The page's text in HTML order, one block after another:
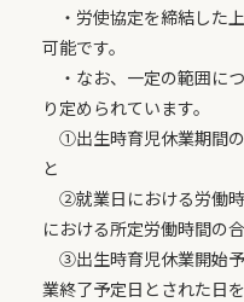
・労使協定を締結した
可能です。
・なお、一定の範囲に
り定められています。
①出生時育児休業期間
と
②就業日における労働
における所定労働時間の
③出生時育児休業開始
業終了予定日とされた日